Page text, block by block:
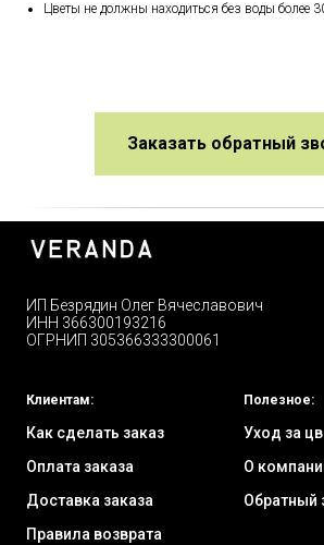
Цветы не должны находиться без воды более
Заказать обратный
ИП Безрядин Олег Вячеславович
ИНН 366300193216
ОГРНИП 305366333300061
Клиентам:
Как сделать заказ
Оплата заказа
Доставка заказа
Правила возврата
Полезное:
Уход за
О
Обратный